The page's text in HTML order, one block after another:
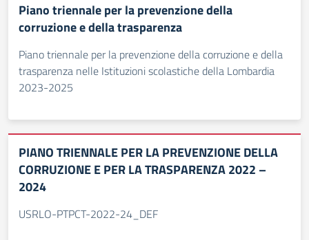
Piano triennale per la prevenzione della
corruzione e della trasparenza
Piano triennale per la prevenzione della corruzione e della
trasparenza nelle Istituzioni scolastiche della Lombardia
2023-2025
PIANO TRIENNALE PER LA PREVENZIONE DELLA
CORRUZIONE E PER LA TRASPARENZA 2022 –
2024
USRLO-PTPCT-2022-24_DEF